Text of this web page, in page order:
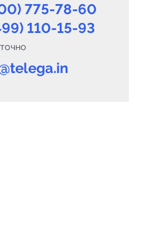
775-78-60
110-15-93